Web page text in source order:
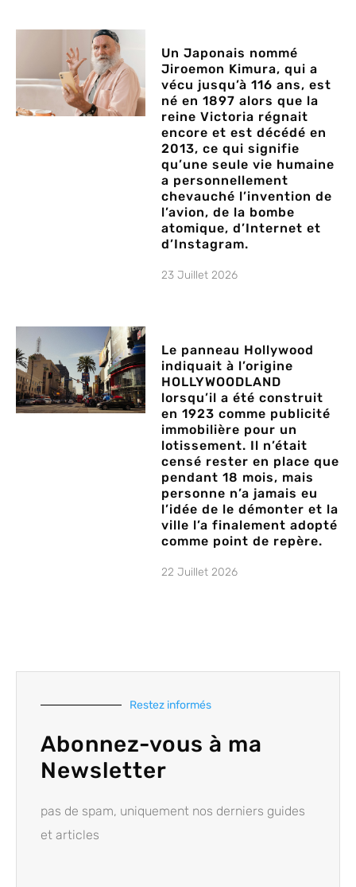
Un Japonais nommé
Jiroemon Kimura, qui a
vécu jusqu’à 116 ans, est
né en 1897 alors que la
reine Victoria régnait
encore et est décédé en
2013, ce qui signifie
qu’une seule vie humaine
a personnellement
chevauché l’invention de
l’avion, de la bombe
atomique, d’Internet et
d’Instagram.
23 Juillet 2026
Le panneau Hollywood
indiquait à l’origine
HOLLYWOODLAND
lorsqu’il a été construit
en 1923 comme publicité
immobilière pour un
lotissement. Il n’était
censé rester en place que
pendant 18 mois, mais
personne n’a jamais eu
l’idée de le démonter et la
ville l’a finalement adopté
comme point de repère.
22 Juillet 2026
Restez informés
Abonnez-vous à ma
Newsletter
pas de spam, uniquement nos derniers guides
et articles